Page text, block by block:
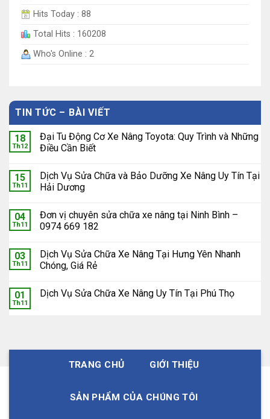
Hits Today : 88
Total Hits : 160208
Who's Online : 2
TIN TỨC – BÀI VIẾT
18
Th12
Đại Tu Động Cơ Xe Nâng Toyota: Quy Trình và Những
Điều Cần Biết
15
Th11
Dịch Vụ Sửa Chữa và Bảo Dưỡng Xe Nâng Uy Tín Tại
Hải Dương
04
Th11
Đơn vị chuyên sửa chữa xe nâng tại Ninh Bình –
0974 669 182
03
Th11
Dịch Vụ Sửa Chữa Xe Nâng Tại Hưng Yên Nhanh
Chóng, Giá Rẻ
01
Th11
Dịch Vụ Sửa Chữa Xe Nâng Uy Tín Tại Phú Thọ
TRANG CHỦ GIỚI THIỆU
SẢN PHẨM CỦA CHÚNG TÔI